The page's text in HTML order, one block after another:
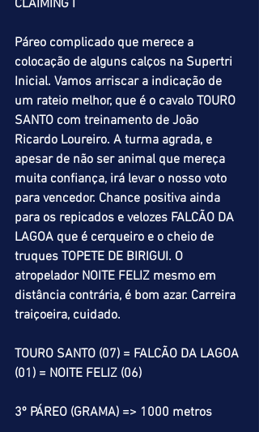
CLAIMING I
Páreo complicado que merece a
colocação de alguns calços na Supertri
Inicial. Vamos arriscar a indicação de
um rateio melhor, que é o cavalo TOURO
SANTO com treinamento de João
Ricardo Loureiro. A turma agrada, e
apesar de não ser animal que mereça
muita confiança, irá levar o nosso voto
para vencedor. Chance positiva ainda
para os repicados e velozes FALCÃO DA
LAGOA que é cerqueiro e o cheio de
truques TOPETE DE BIRIGUI. O
atropelador NOITE FELIZ mesmo em
distância contrária, é bom azar. Carreira
traiçoeira, cuidado.
TOURO SANTO (07) = FALCÃO DA LAGOA
(01) = NOITE FELIZ (06)
3º PÁREO (GRAMA) => 1000 metros